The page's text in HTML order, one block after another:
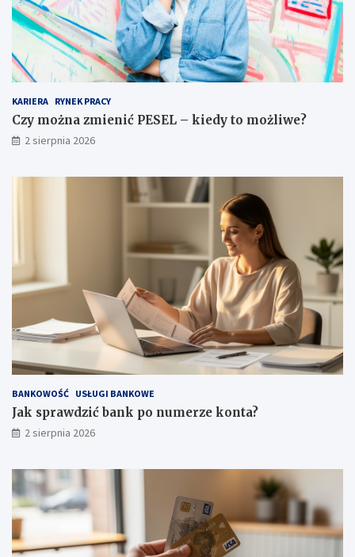
KARIERA RYNEK PRACY
Czy można zmienić PESEL – kiedy to możliwe?
2 sierpnia 2026
BANKOWOŚĆ USŁUGI BANKOWE
Jak sprawdzić bank po numerze konta?
2 sierpnia 2026